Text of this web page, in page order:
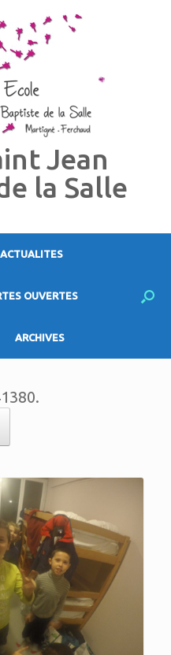
Jean
la Salle
ACTUALITES
OUVERTES
ARCHIVES